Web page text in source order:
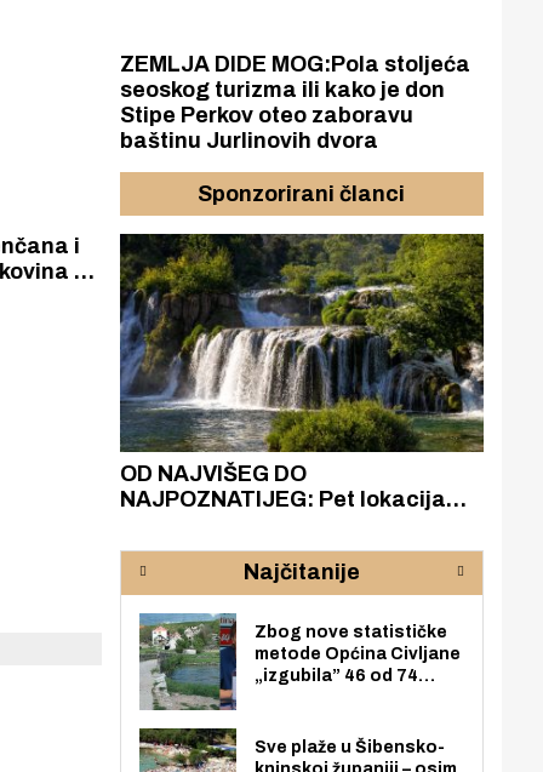
i
sv.
ZEMLJA DIDE MOG:Pola stoljeća
seoskog turizma ili kako je don
Stipe Perkov oteo zaboravu
baštinu Jurlinovih dvora
Sponzorirani članci
OD NAJVIŠEG DO
NAJPOZNATIJEG: Pet lokacija
rijeke Krke
Najčitanije
Zbog nove statističke
metode Općina Civljane
„izgubila” 46 od 74
nego radno sposobnih
osoba među svojih 170
Sve plaže u Šibensko-